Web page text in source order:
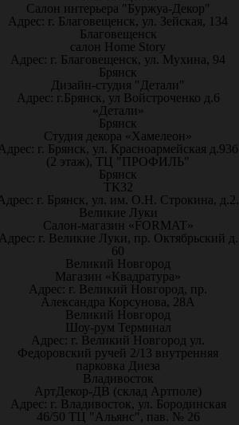
Салон интерьера "Буржуа-Декор"
Адрес: г. Благовещенск, ул. Зейская, 134
Благовещенск
салон Home Story
Адрес: г. Благовещенск, ул. Мухина, 94
Брянск
Дизайн-студия "Детали"
Адрес: г.Брянск, ул Войстроченко д.6
«Детали»
Брянск
Студия декора «Хамелеон»
г. Брянск, ул. Красноармейская д.93б
(2 этаж), ТЦ "ПРОФИЛЬ"
Брянск
ТК32
г. Брянск, ул. им. О.Н. Строкина, д.2.
Великие Луки
Салон-магазин «FORMAT»
г. Великие Луки, пр. Октябрьский д.
60
Великий Новгород
Магазин «Квадратура»
Адрес: г. Великий Новгород, пр.
Александра Корсунова, 28А
Великий Новгород
Шоу-рум Терминал
Адрес: г. Великий Новгород ул.
Федоровский ручей 2/13 внутренняя
парковка Диеза
Владивосток
АртДекор-ДВ (склад Артполе)
Адрес: г. Владивосток, ул. Бородинская
46/50 ТЦ "Альянс", пав. № 26